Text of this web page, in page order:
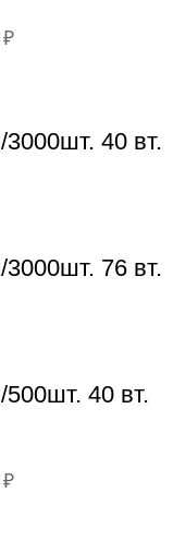
₽
40 вт.
76 вт.
40 вт.
₽